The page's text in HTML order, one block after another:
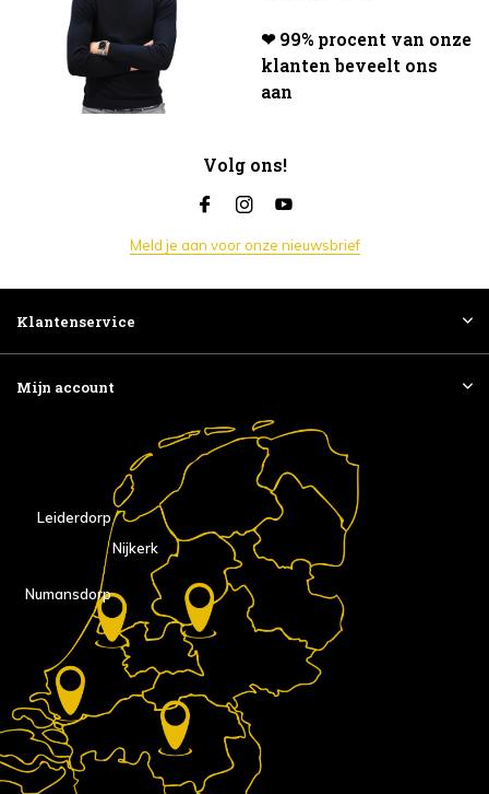
❤ 99% procent van onze
klanten beveelt ons
aan
Volg ons!
Meld je aan voor onze nieuwsbrief
Klantenservice
Mijn account
Nijkerk
Numansdorp
Leiderdorp